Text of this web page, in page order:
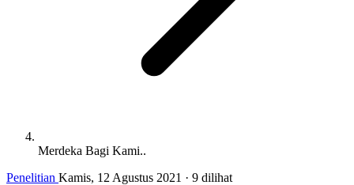
Merdeka Bagi Kami..
Penelitian Kamis, 12 Agustus 2021 · 9 dilihat